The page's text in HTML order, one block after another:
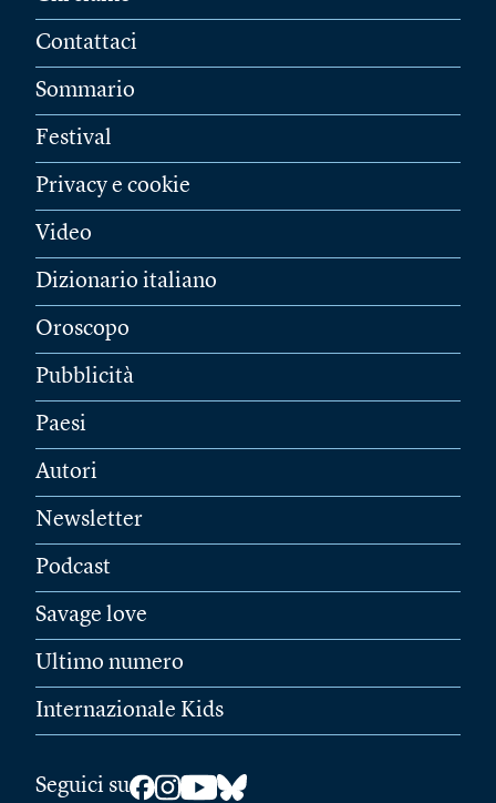
Contattaci
Sommario
Festival
Privacy e cookie
Video
Dizionario italiano
Oroscopo
Pubblicità
Paesi
Autori
Newsletter
Podcast
Savage love
Ultimo numero
Internazionale Kids
Seguici su